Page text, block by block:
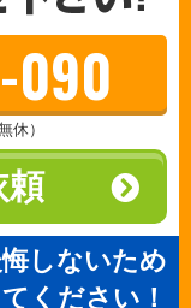
090
休）
頼
しないため
ください！